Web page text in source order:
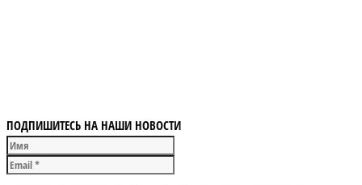
ПОДПИШИТЕСЬ НА НАШИ НОВОСТИ